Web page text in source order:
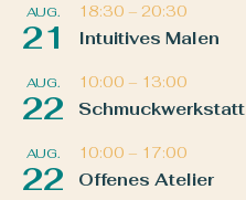
AUG.
21
18:30 – 20:30
Intuitives Malen
AUG.
22
10:00 – 13:00
Schmuckwerkstatt
AUG.
22
10:00 – 17:00
Offenes Atelier